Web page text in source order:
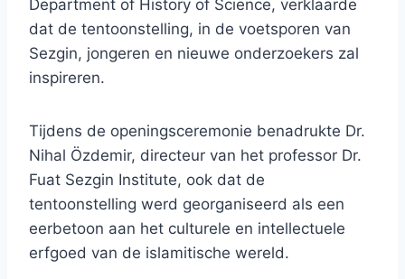
Department of History of Science, verklaarde
dat de tentoonstelling, in de voetsporen van
Sezgin, jongeren en nieuwe onderzoekers zal
inspireren.
Tijdens de openingsceremonie benadrukte Dr.
Nihal Özdemir, directeur van het professor Dr.
Fuat Sezgin Institute, ook dat de
tentoonstelling werd georganiseerd als een
eerbetoon aan het culturele en intellectuele
erfgoed van de islamitische wereld.